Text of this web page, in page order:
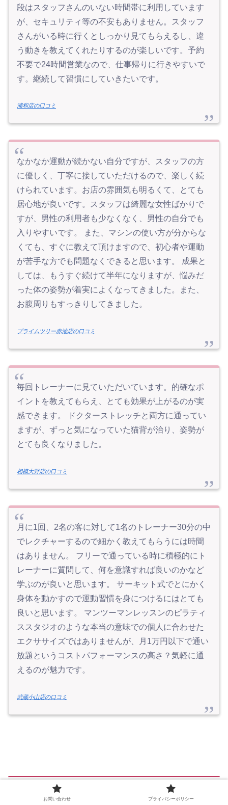
段はスタッフさんのいない時間帯に利用しています
が、セキュリティ等の不安もありません。スタッフ
さんがいる時に行くとしっかり見てもらえるし、違
う動きを教えてくれたりするのが楽しいです。予約
不要で24時間営業なので、仕事帰りに行きやすいで
す。継続して習慣にしていきたいです。
浦和店の口コミ
なかなか運動が続かない自分ですが、スタッフの方
に優しく、丁寧に接していただけるので、楽しく続
けられています。お店の雰囲気も明るくて、とても
居心地が良いです。スタッフは綺麗な女性ばかりで
すが、男性の利用者も少なくなく、男性の自分でも
入りやすいです。 また、マシンの使い方が分からな
くても、すぐに教えて頂けますので、初心者や運動
が苦手な方でも問題なくできると思います。 成果と
しては、もうすぐ続けて半年になりますが、悩みだ
った体の姿勢が着実によくなってきました。また、
お腹周りもすっきりしてきました。
プライムツリー赤池店の口コミ
毎回トレーナーに見ていただいています。的確なポ
イントを教えてもらえ、とても効果が上がるのが実
感できます。 ドクターストレッチと両方に通ってい
ますが、ずっと気になっていた猫背が治り、姿勢が
とても良くなりました。
相模大野店の口コミ
月に1回、2名の客に対して1名のトレーナー30分の中
でレクチャーするので細かく教えてもらうには時間
はありません。 フリーで通っている時に積極的にト
レーナーに質問して、何を意識すれば良いのかなど
学ぶのが良いと思います。 サーキット式でとにかく
身体を動かすので運動習慣を身につけるにはとても
良いと思います。 マンツーマンレッスンのピラティ
ススタジオのような本当の意味での個人に合わせた
エクササイズではありませんが、月1万円以下で通い
放題というコストパフォーマンスの高さ？気軽に通
えるのが魅力です。
武蔵小山店の口コミ
WECLEのよくある質問
お問い合わせ プライバシーポリシー